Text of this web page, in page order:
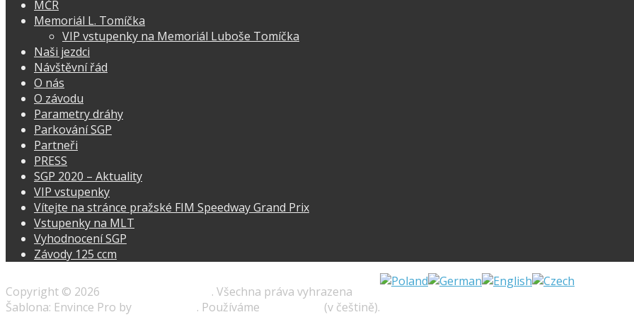
MČR
Memoriál L. Tomíčka
VIP vstupenky na Memoriál Luboše Tomíčka
Naši jezdci
Návštěvní řád
O nás
O závodu
Parametry dráhy
Parkování SGP
Partneři
PRESS
SGP 2020 – Aktuality
VIP vstupenky
Vítejte na stránce pražské FIM Speedway Grand Prix
Vstupenky na MLT
Vyhodnocení SGP
Závody 125 ccm
Copyright © 2026
. Všechna práva vyhrazena
Šablona: Envince Pro by
. Používáme (v češtině).